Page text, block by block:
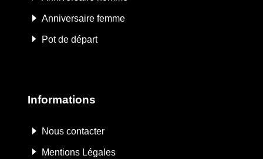
Anniversaire femme
Pot de départ
Informations
Nous contacter
Mentions Légales